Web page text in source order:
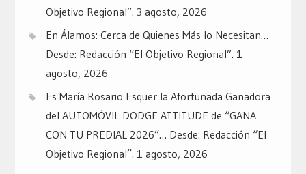
Objetivo Regional”. 3 agosto, 2026
En Álamos: Cerca de Quienes Más lo Necesitan…
Desde: Redacción “El Objetivo Regional”. 1
agosto, 2026
Es María Rosario Esquer la Afortunada Ganadora
del AUTOMÓVIL DODGE ATTITUDE de “GANA
CON TU PREDIAL 2026”… Desde: Redacción “El
Objetivo Regional”. 1 agosto, 2026